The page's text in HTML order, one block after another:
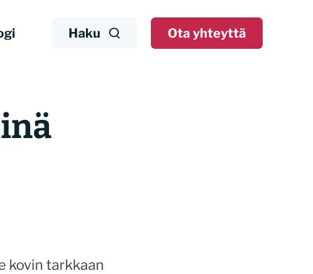
Haku Ota yhteyttä
kovin tarkkaan